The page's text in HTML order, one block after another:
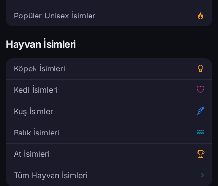
Popüler Unisex İsimler
Hayvan İsimleri
Köpek İsimleri
Kedi İsimleri
Kuş İsimleri
Balık İsimleri
At İsimleri
Tüm Hayvan İsimleri